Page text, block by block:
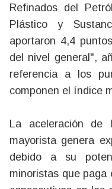
Refinados del
Plástico y
aportaron 4,4
del nivel general",
referencia a los
componen el índice
La aceleración de
mayorista genera
debido a su
minoristas que paga